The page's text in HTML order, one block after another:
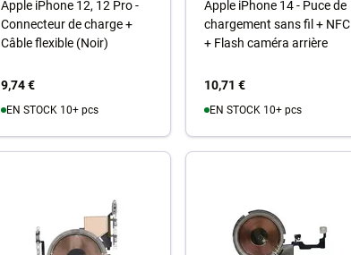
Apple iPhone 12, 12 Pro -
Connecteur de charge +
Câble flexible (Noir)
9,74 €
EN STOCK 10+ pcs
Apple iPhone 14 - Puce de
chargement sans fil + NFC
+ Flash caméra arrière
10,71 €
EN STOCK 10+ pcs